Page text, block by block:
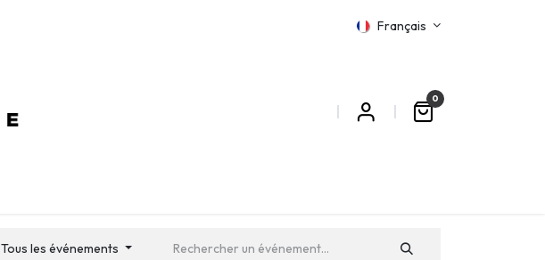
Français
0
Tous les événements